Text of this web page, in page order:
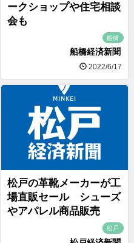
ークショップや住宅相談
会も
船橋
船橋経済新聞
2022/6/17
松戸の革靴メーカーが工
場直販セール シューズ
やアパレル商品販売
松戸